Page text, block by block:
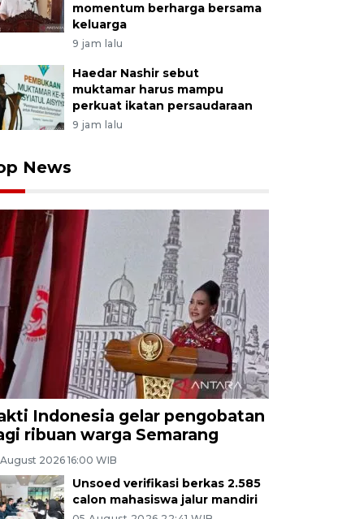
momentum berharga bersama
keluarga
9 jam lalu
Haedar Nashir sebut
muktamar harus mampu
perkuat ikatan persaudaraan
9 jam lalu
News
Indonesia gelar pengobatan
ribuan warga Semarang
2026 16:00 WIB
Unsoed verifikasi berkas 2.585
calon mahasiswa jalur mandiri